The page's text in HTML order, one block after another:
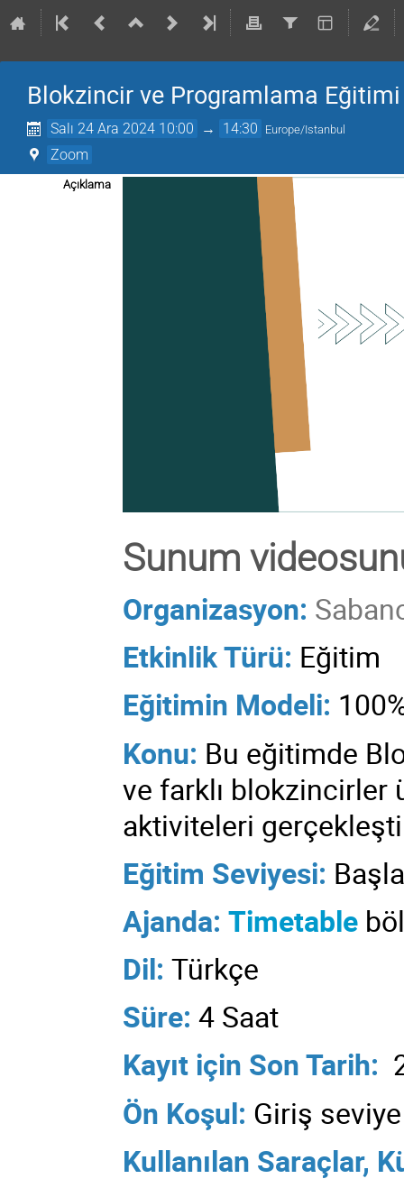
Blokzincir ve Programlama Eğitimi
Salı 24 Ara 2024 10:00 → 14:30 Europe/Istanbul
Zoom
Açıklama
Sunum
Organizasyon:
Etkinlik Türü: Eğitim
Eğitimin Modeli:
Konu: Bu eğitimde
ve farklı blokzincirler
aktiviteleri
Eğitim Seviyesi:
Ajanda: Timetable
Dil: Türkçe
Süre: 4 Saat
Kayıt için Son Tarih:
Ön Koşul: Giriş
Kullanılan Saraçlar,